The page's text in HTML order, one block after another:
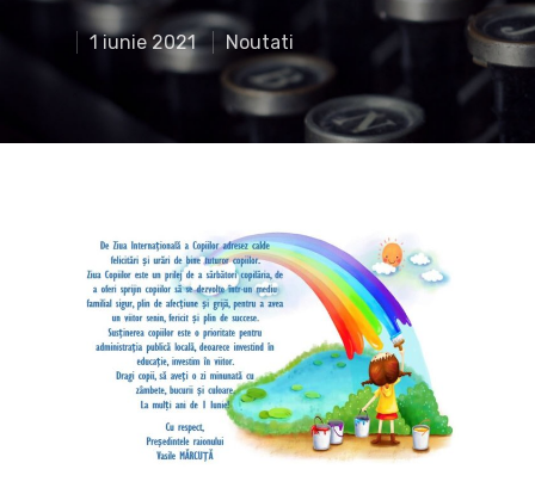
1 iunie 2021 Noutati